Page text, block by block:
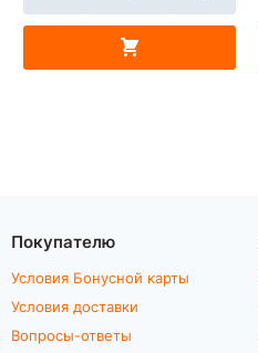
Покупателю
Условия Бонусной карты
Условия доставки
Вопросы-ответы